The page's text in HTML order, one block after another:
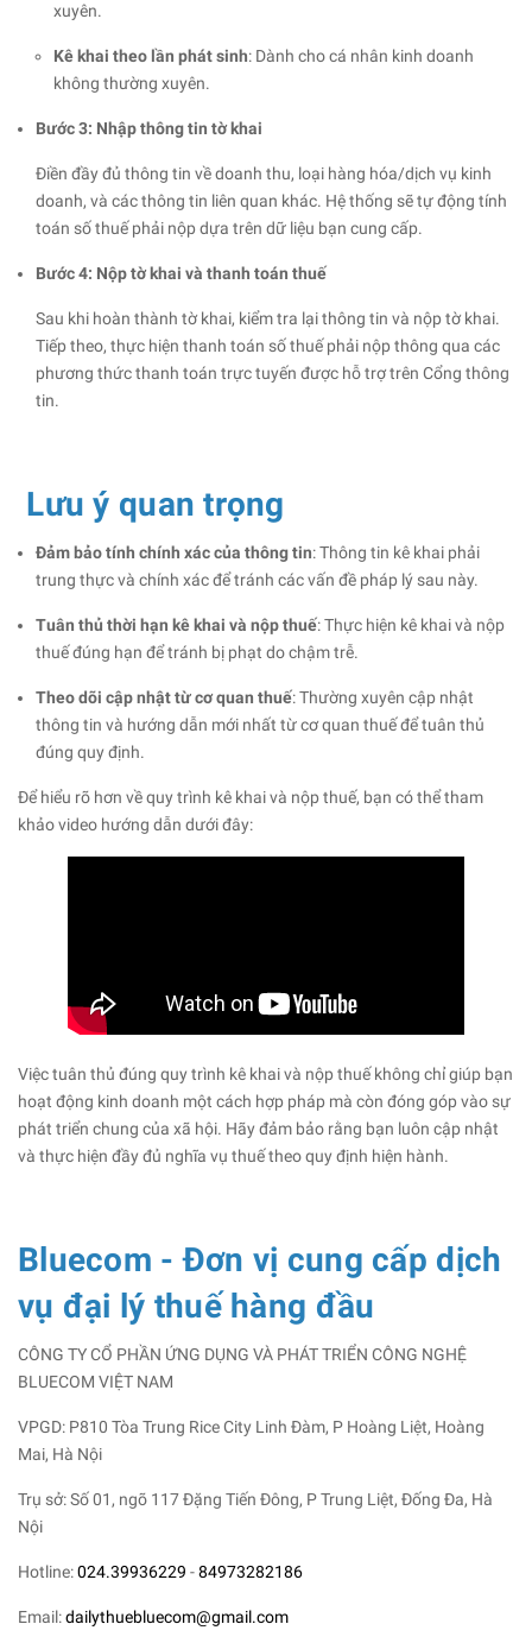
xuyên.​
Kê khai theo lần phát sinh: Dành cho cá nhân kinh doanh
không thường xuyên.
Bước 3: Nhập thông tin tờ khai
Điền đầy đủ thông tin về doanh thu, loại hàng hóa/dịch vụ kinh
doanh, và các thông tin liên quan khác. Hệ thống sẽ tự động tính
toán số thuế phải nộp dựa trên dữ liệu bạn cung cấp.​
Bước 4: Nộp tờ khai và thanh toán thuế
Sau khi hoàn thành tờ khai, kiểm tra lại thông tin và nộp tờ khai.
Tiếp theo, thực hiện thanh toán số thuế phải nộp thông qua các
phương thức thanh toán trực tuyến được hỗ trợ trên Cổng thông
tin.​
Lưu ý quan trọng
Đảm bảo tính chính xác của thông tin: Thông tin kê khai phải
trung thực và chính xác để tránh các vấn đề pháp lý sau này.​
Tuân thủ thời hạn kê khai và nộp thuế: Thực hiện kê khai và nộp
thuế đúng hạn để tránh bị phạt do chậm trễ.​
Theo dõi cập nhật từ cơ quan thuế: Thường xuyên cập nhật
thông tin và hướng dẫn mới nhất từ cơ quan thuế để tuân thủ
đúng quy định.​
Để hiểu rõ hơn về quy trình kê khai và nộp thuế, bạn có thể tham
khảo video hướng dẫn dưới đây:​
Việc tuân thủ đúng quy trình kê khai và nộp thuế không chỉ giúp bạn
hoạt động kinh doanh một cách hợp pháp mà còn đóng góp vào sự
phát triển chung của xã hội. Hãy đảm bảo rằng bạn luôn cập nhật
và thực hiện đầy đủ nghĩa vụ thuế theo quy định hiện hành.​
Bluecom - Đơn vị cung cấp dịch
vụ đại lý thuế hàng đầu
CÔNG TY CỔ PHẦN ỨNG DỤNG VÀ PHÁT TRIỂN CÔNG NGHỆ
BLUECOM VIỆT NAM
VPGD: P810 Tòa Trung Rice City Linh Đàm, P Hoàng Liệt, Hoàng
Mai, Hà Nội
Trụ sở: Số 01, ngõ 117 Đặng Tiến Đông, P Trung Liệt, Đống Đa, Hà
Nội
Hotline:024.39936229 -84973282186
Email:dailythuebluecom@gmail.com